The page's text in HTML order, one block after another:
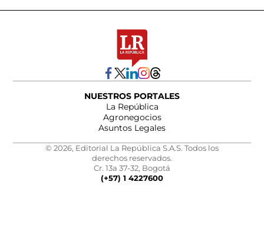
NUESTROS PORTALES
La República
Agronegocios
Asuntos Legales
© 2026, Editorial La República S.A.S. Todos los
derechos reservados.
Cr. 13a 37-32, Bogotá
(+57) 1 4227600